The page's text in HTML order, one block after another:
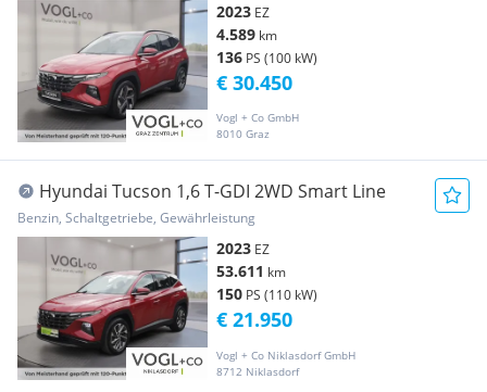
2023 EZ
4.589 km
136 PS (100 kW)
Vogl + Co GmbH
8010 Graz
€ 30.450
Hyundai Tucson 1,6 T-GDI 2WD Smart Line
Benzin, Schaltgetriebe, Gewährleistung
2023 EZ
53.611 km
150 PS (110 kW)
Vogl + Co Niklasdorf GmbH
8712 Niklasdorf
€ 21.950